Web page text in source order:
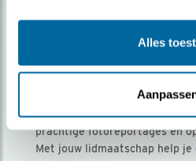
Alles
Ontvang 5 x Vogels
Vogels is het tijdschrift voor
prachtige fotoreportages en
Met jouw lidmaatschap help je